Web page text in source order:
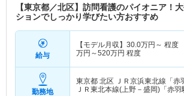
【東京都／北区】訪問看護のパイオニア！
ションでしっかり学びたい方おすすめ
給与
【モデル月収】 30.0万円～ 程度
万円～520万円 程度
勤務地
東京都 北区 ＪＲ京浜東北線「赤
ＪＲ東北本線(上野－盛岡)「赤羽